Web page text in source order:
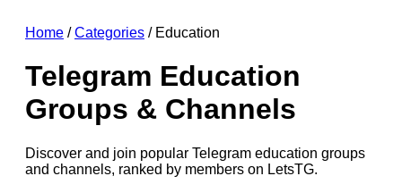
Home /Categories / Education
Telegram Education
Groups & Channels
Discover and join popular Telegram education groups
and channels, ranked by members on LetsTG.